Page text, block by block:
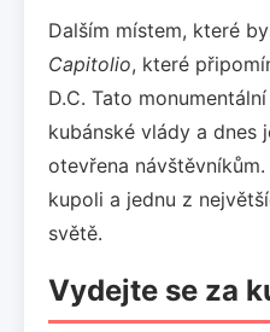
Dalším místem, které
Capitolio, které
D.C. Tato
kubánské vlády a dnes
otevřena
kupoli a jednu z
světě.
Vydejte se za